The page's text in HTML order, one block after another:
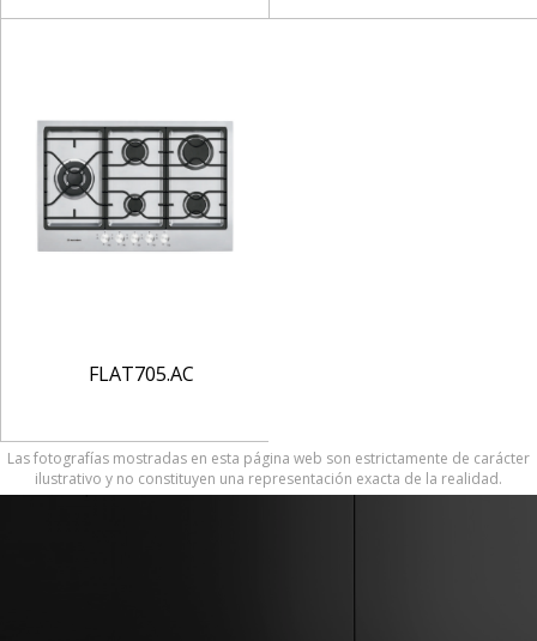
FLAT705.AC
Las fotografías mostradas en esta página web son estrictamente de carácter
ilustrativo y no constituyen una representación exacta de la realidad.